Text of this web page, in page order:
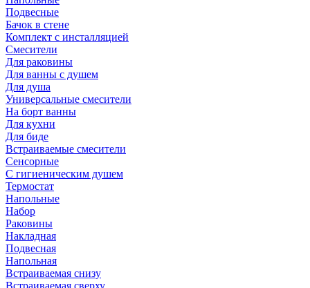
Подвесные
Бачок в стене
Комплект с инсталляцией
Смесители
Для раковины
Для ванны с душем
Для душа
Универсальные смесители
На борт ванны
Для кухни
Для биде
Встраиваемые смесители
Сенсорные
С гигиеническим душем
Термостат
Напольные
Набор
Раковины
Накладная
Подвесная
Напольная
Встраиваемая снизу
Встраиваемая сверху